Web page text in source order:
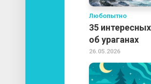
Любопытно
35
об ураганах
26.05.2026